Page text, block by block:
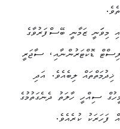
މިވަަނީ ޒަމާނީ ބޭސްފަރުވާގެ
ޑޮކްޓަރުންނާއި، ސާޖަރީ
ލިބެއެވެ. އަދި
ސިއްހީ ހާލަތު ދެނެގަތުމުގެ
ފަހަރަކު ކުރެއެވެ.